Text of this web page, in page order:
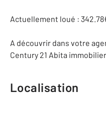
Actuellement loué :
A découvrir dans votre
Century 21 Abita
Localisation